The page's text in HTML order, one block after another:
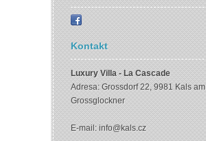
Kontakt
Luxury Villa - La Cascade
Adresa: Grossdorf 22, 9981 Kals am
Grossglockner
E-mail:info@kals.cz